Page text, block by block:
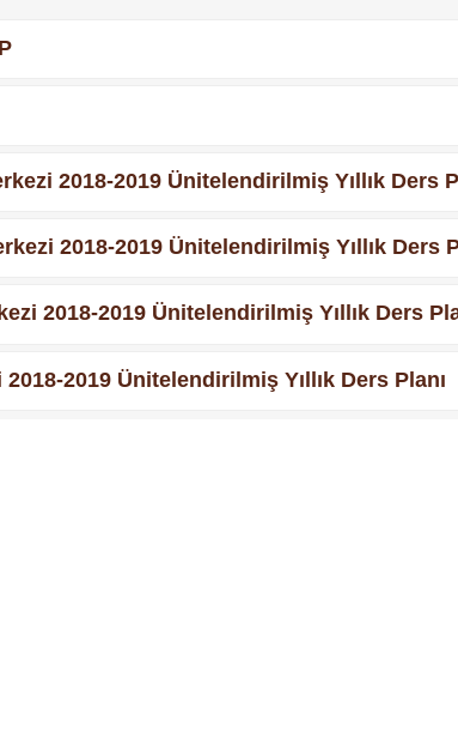
2018-2019 Ünitelendirilmiş Yıllık Ders
2018-2019 Ünitelendirilmiş Yıllık Ders
2018-2019 Ünitelendirilmiş Yıllık Ders
2019 Ünitelendirilmiş Yıllık Ders Planı